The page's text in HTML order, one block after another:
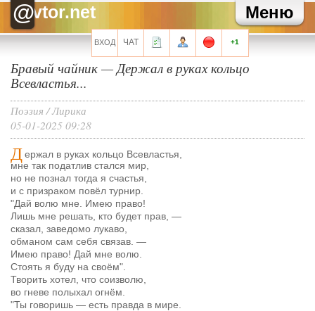
Меню
@vtor.net
Зайка
И в тех поддержке тебя не ждет никто...
Зайка
Зайка
Ты чего то? На дембель собрался?
Akhenaham
Зато сидя дома, с нормальным графиком, оплатом и
ощутимо меньшей головной боллью
Akhenaham
Чтобы снова в какой-нить тех поддержке символы набивать.
Регистрация
ВХОД ЧАТ +1
Бравый чайник— Держал в руках кольцо
Всевластья...
Поэзия /Лирика
05-01-2025 09:28
Держал в руках кольцо Всевластья,
мне так податлив стался мир,
но не познал тогда я счастья,
и с призраком повёл турнир.
"Дай волю мне. Имею право!
Лишь мне решать, кто будет прав, —
сказал, заведомо лукаво,
обманом сам себя связав. —
Имею право! Дай мне волю.
Стоять я буду на своём".
Творить хотел, что соизволю,
во гневе полыхал огнём.
"Ты говоришь — есть правда в мире.